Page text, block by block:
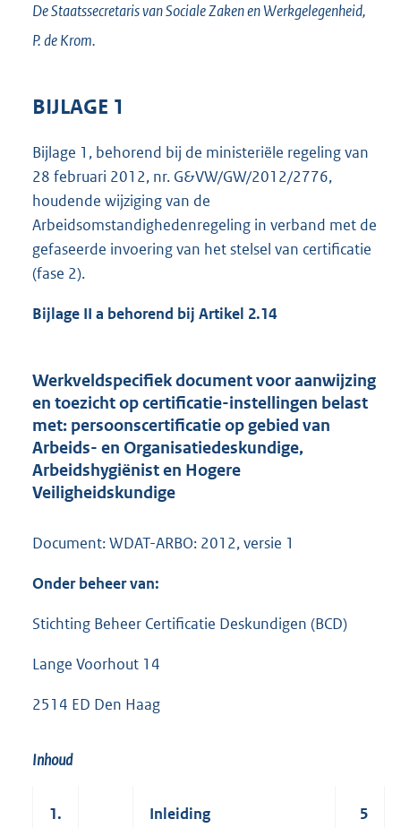
De Staatssecretaris van Sociale Zaken en Werkgelegenheid,
P. deKrom.
BIJLAGE 1
Bijlage 1, behorend bij de ministeriële regeling van
28 februari 2012, nr. G&VW/GW/2012/2776,
houdende wijziging van de
Arbeidsomstandighedenregeling in verband met de
gefaseerde invoering van het stelsel van certificatie
(fase 2).
Bijlage II a behorend bij Artikel 2.14
Werkveldspecifiek document voor aanwijzing
en toezicht op certificatie-instellingen belast
met: persoonscertificatie op gebied van
Arbeids- en Organisatiedeskundige,
Arbeidshygiënist en Hogere
Veiligheidskundige
Document: WDAT-ARBO: 2012, versie 1
Onder beheer van:
Stichting Beheer Certificatie Deskundigen (BCD)
Lange Voorhout 14
2514 ED Den Haag
Inhoud
1. Inleiding 5